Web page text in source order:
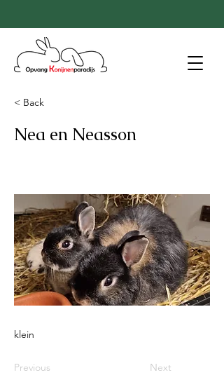
< Back
Nea en Neasson
klein
Previous Next